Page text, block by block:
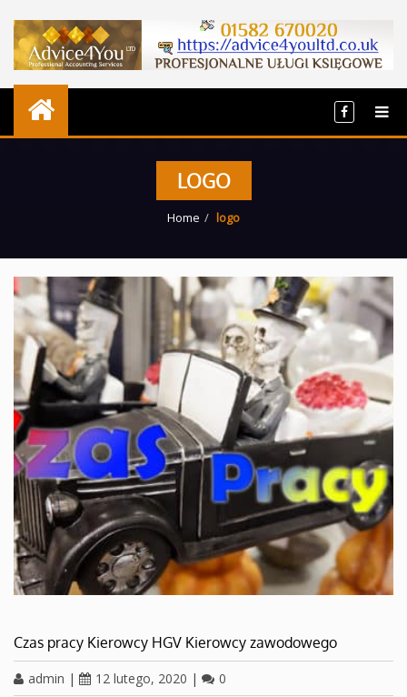
LOGO
Home logo
Czas pracy Kierowcy HGV Kierowcy zawodowego
admin | 12 lutego, 2020 | 0